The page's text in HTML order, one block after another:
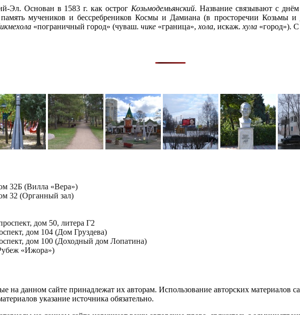
Эл. Основан в 1583 г. как острог Козьмодемьянский. Название связывают с
память мучеников и бессребреников Космы и Дамиана (в просторечии Козьмы
«пограничный город» (чуваш. чике «граница», хола, искаж. хула «город»).
32Б (Вилла «Вера»)
32 (Органный зал)
дом 50, литера Г2
дом 104 (Дом Груздева)
дом 100 (Доходный дом Лопатина)
«Ижора»)
на данном сайте принадлежат их авторам. Использование авторских материалов
указание источника обязательно.